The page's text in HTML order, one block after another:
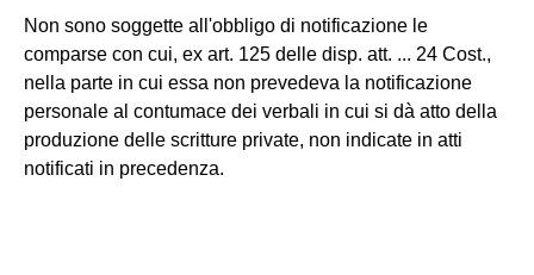
Non sono soggette all'obbligo di notificazione le
comparse con cui, ex art. 125 delle disp. att. ... 24 Cost.,
nella parte in cui essa non prevedeva la notificazione
personale al contumace dei verbali in cui si dà atto della
produzione delle scritture private, non indicate in atti
notificati in precedenza.